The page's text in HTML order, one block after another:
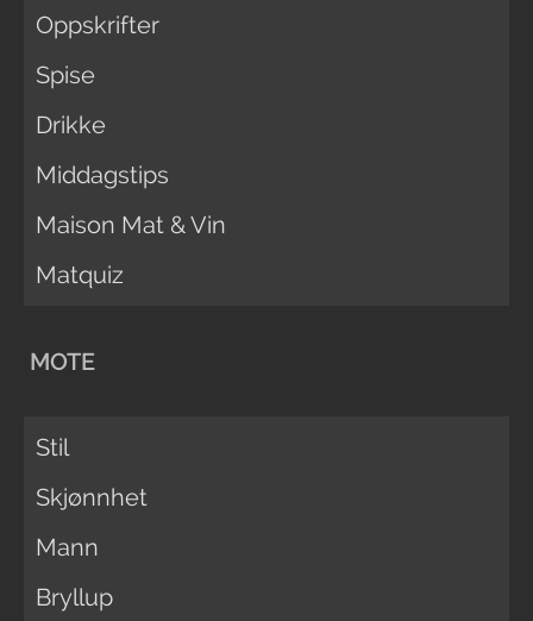
Oppskrifter
Spise
Drikke
Middagstips
Maison Mat & Vin
Matquiz
MOTE
Stil
Skjønnhet
Mann
Bryllup